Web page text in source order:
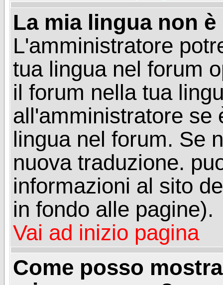
La mia lingua non
L'amministratore
tua lingua nel forum
il forum nella tua
all'amministratore se
lingua nel forum. Se
nuova traduzione.
informazioni al sito
in fondo alle pagine).
Vai ad inizio pagina
Come posso